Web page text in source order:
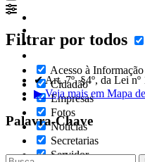
Filtrar por todos
Acesso à Informação
Cidadão
Empresas
Fotos
Notícias
Secretarias
Servidor
✔ Art. 7º, §4º, da Lei nº
▶ Veja mais em Mapa
Palavra-Chave